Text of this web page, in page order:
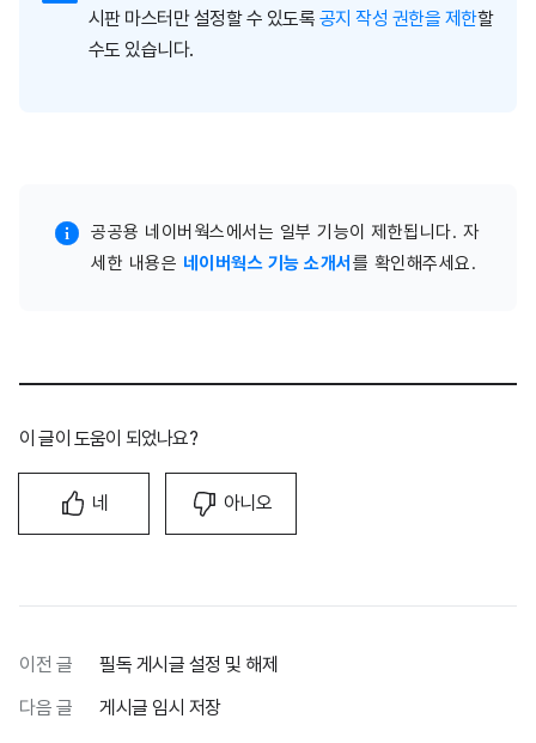
시판 마스터만 설정할 수 있도록 공지 작성 권한을 제한할
수도 있습니다.
공공용 네이버웍스에서는 일부 기능이 제한됩니다. 자
세한 내용은 네이버웍스 기능 소개서 를 확인해주세요.
이 글이 도움이 되었나요?
네 아니오
이전 글
필독 게시글 설정 및 해제
다음 글
게시글 임시 저장